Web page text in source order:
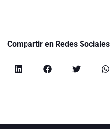
Compartir en Redes Sociales